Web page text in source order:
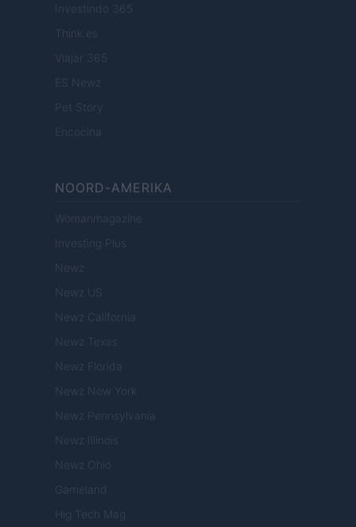
Investindo 365
Think.es
Viajar 365
ES Newz
Pet Story
Encocina
NOORD-AMERIKA
Womanmagazine
Investing Plus
Newz
Newz US
Newz California
Newz Texas
Newz Florida
Newz New York
Newz Pennsylvania
Newz Illinois
Newz Ohio
Gameland
Hig Tech Mag